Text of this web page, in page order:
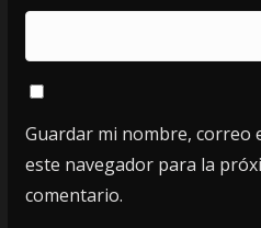
Guardar mi nombre, correo
este navegador para la
comentario.